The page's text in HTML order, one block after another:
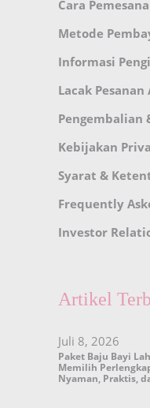
Cara
Metode
Informasi
Lacak Pesanan
Pengembalian
Kebijakan
Syarat &
Frequently
Investor
Artikel
Juli 8, 2026
Paket Baju Bayi
Memilih
Nyaman, Praktis,